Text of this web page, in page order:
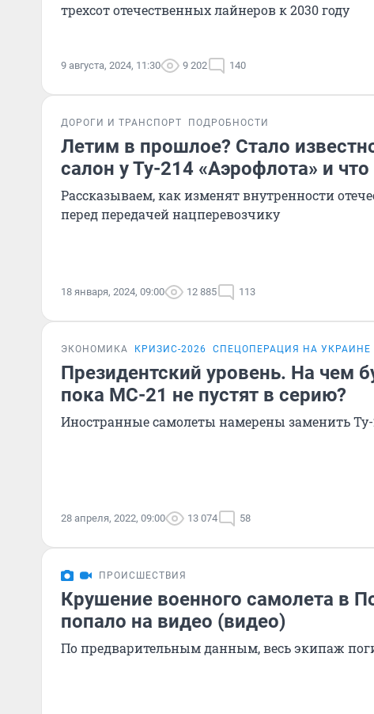
трехсот отечественных лайнеров к 2030 году
9 августа, 2024, 11:30 9 202 140
ДОРОГИ И ТРАНСПОРТ ПОДРОБНОСТИ
Летим в прошлое? Стало
салон у Ту-214 «Аэрофлота» и
Рассказываем, как изменят внутренности
перед передачей нацперевозчику
18 января, 2024, 09:00 12 885 113
ЭКОНОМИКА КРИЗИС-2026 СПЕЦОПЕРАЦИЯ НА УКРАИНЕ
Президентский уровень. На чем
пока МС-21 не пустят в серию?
Иностранные самолеты намерены заменить Ту-
28 апреля, 2022, 09:00 13 074 58
ПРОИСШЕСТВИЯ
Крушение военного самолета в
попало на видео (видео)
По предварительным данным, весь экипаж